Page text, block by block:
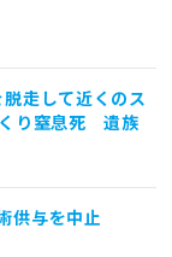
脱走して近くのス
り窒息死 遺族
供与を中止